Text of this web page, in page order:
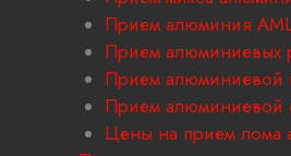
Прием алюминия
Прием алюминиевых
Прием алюминиевой
Прием алюминиевой
Цены на прием лома